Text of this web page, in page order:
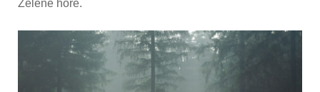
Zelené hoře.